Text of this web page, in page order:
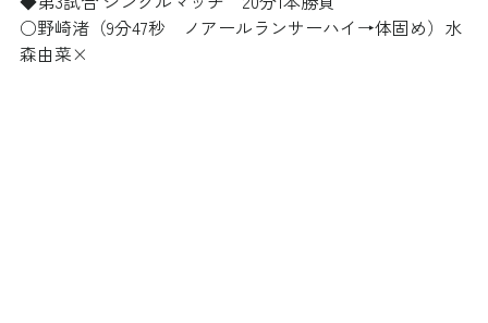
○野崎渚（9分47秒　ノアールランサーハイ→体固め）水
森由菜×